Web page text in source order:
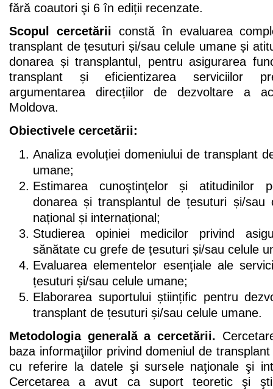
fără coautori şi 6 în ediții recenzate.
Scopul cercetării constă în evaluarea
transplant de țesuturi și/sau celule umane și
donarea și transplantul, pentru asigurarea
transplant și eficientizarea serviciilor
argumentarea direcțiilor de dezvoltare a
Moldova.
Obiectivele cercetării:
Analiza evoluției domeniului de transplant
umane;
Estimarea cunoştinţelor și atitudinilor
donarea și transplantul de țesuturi și/sau
național și internațional;
Studierea opiniei medicilor privind
sănătate cu grefe de țesuturi și/sau celule
Evaluarea elementelor esențiale ale
țesuturi și/sau celule umane;
Elaborarea suportului științific pentru
transplant de țesuturi și/sau celule umane.
Metodologia generală a cercetării.
baza informaţiilor privind domeniul de
cu referire la datele şi sursele naţionale şi
Cercetarea a avut ca suport teoretic şi